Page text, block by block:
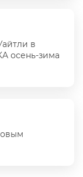
в
осень-зима